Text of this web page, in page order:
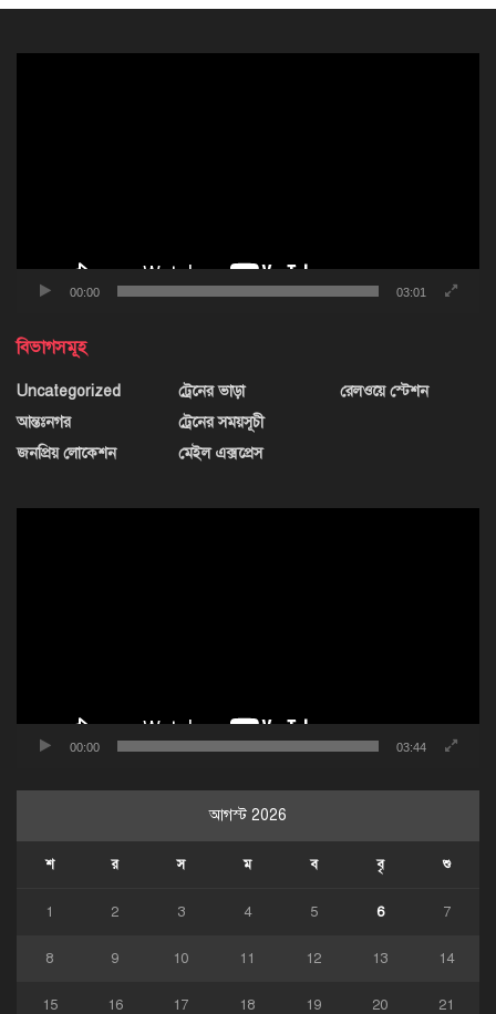
00:00 03:01
বিভাগসমূহ
Uncategorized
আন্তঃনগর
জনপ্রিয় লোকেশন
ট্রেনের ভাড়া
ট্রেনের সময়সূচী
মেইল এক্সপ্রেস
রেলওয়ে স্টেশন
00:00 03:44
আগস্ট 2026
শ র স ম ব বৃ শু
1 2 3 4 5 6 7
8 9 10 11 12 13 14
15 16 17 18 19 20 21